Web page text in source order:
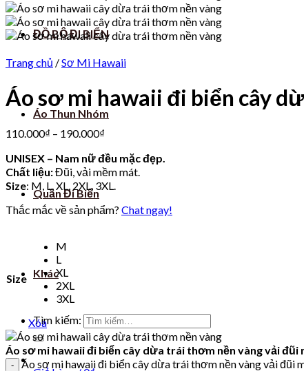
ĐỒ BỘ ĐI BIỂN
Áo Thun Nhóm
Quần Đi Biển
Khác
Tìm kiếm:
Trang chủ /Sơ Mi Hawaii
Áo sơ mi hawaii đi biển cây
110.000₫ – 190.000₫
UNISEX – Nam nữ đều mặc đẹp.
Chất liệu:Đũi, vải mềm mát.
Size: M, L, XL, 2XL, 3XL.
Thắc mắc về sản phẩm? Chat ngay!
Size
M
L
XL
2XL
3XL
Xóa
Áo sơ mi hawaii đi biển cây dừa trái thơm nền vàng vải đũi
Áo sơ mi hawaii đi biển cây dừa trái thơm nền vàng vải đũi